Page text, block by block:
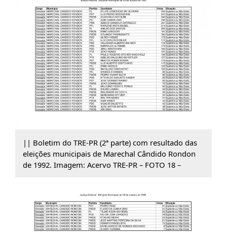
|| Boletim do TRE-PR (2ª parte) com resultado das
eleições municipais de Marechal Cândido Rondon
de 1992. Imagem: Acervo TRE-PR – FOTO 18 –